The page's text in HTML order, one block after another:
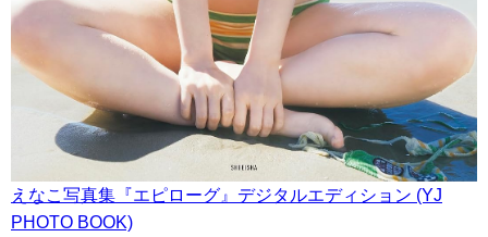
えなこ写真集『エピローグ』デジタルエディション (YJ
PHOTO BOOK)